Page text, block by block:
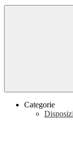
Categorie